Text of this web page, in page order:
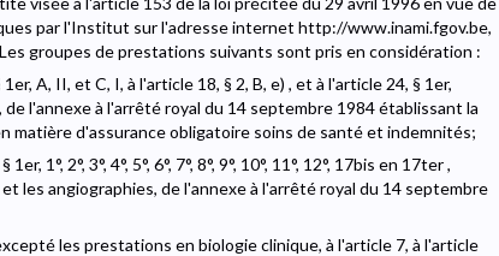
par l'Institut sur l'adresse internet http://www.inami.fgov.be,
groupes de prestations suivants sont pris en considération :
A, II, et C, I, à l'article 18, § 2, B, e) , et à l'article 24, § 1er,
l'annexe à l'arrêté royal du 14 septembre 1984 établissant la
matière d'assurance obligatoire soins de santé et indemnités;
1°, 2°, 3°, 4°, 5°, 6°, 7°, 8°, 9°, 10°, 11°, 12°, 17bis en 17ter ,
les angiographies, de l'annexe à l'arrêté royal du 14 septembre
les prestations en biologie clinique, à l'article 7, à l'article